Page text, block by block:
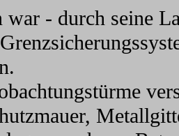
war - durch seine